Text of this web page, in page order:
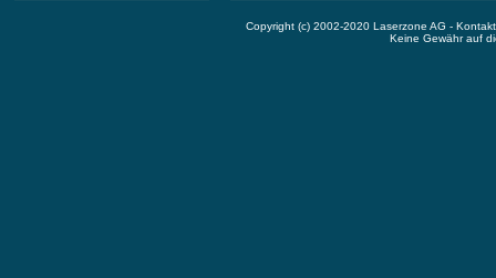
Copyright (c) 2002-2020 Laserzone AG -
Keine Gewähr auf